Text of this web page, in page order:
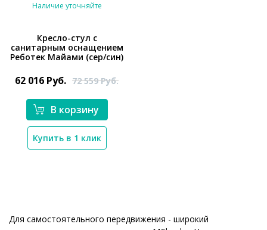
*}
Наличие уточняйте
Кресло-стул с
санитарным оснащением
Реботек Майами (сер/син)
62 016 Руб. 72 559Руб.
В корзину
Купить в 1 клик
Для самостоятельного передвижения - широкий